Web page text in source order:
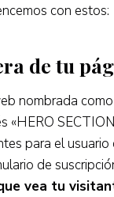
con estos:
de tu
nombrada como
«HERO
para el usuario
de
vea tu